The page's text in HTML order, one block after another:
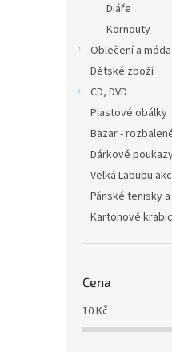
Diáře
Kornouty
Oblečení a móda
Dětské zboží
CD, DVD
Plastové obálky
Bazar -
Dárkové
Velká Labubu
Pánské tenisky
Kartonové
Cena
10Kč